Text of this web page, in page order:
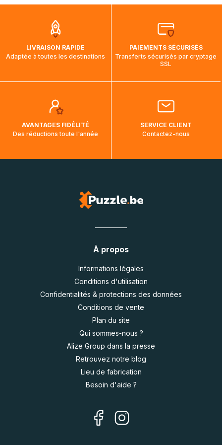
aura touché terre.
LIVRAISON RAPIDE
Adaptée à toutes les destinations
PAIEMENTS SÉCURISÉS
Transferts sécurisés par cryptage
SSL
AVANTAGES FIDÉLITÉ
Des réductions toute l'année
SERVICE CLIENT
Contactez-nous
À propos
Informations légales
Conditions d'utilisation
Confidentialités & protections des données
Conditions de vente
Plan du site
Qui sommes-nous ?
Alize Group dans la presse
Retrouvez notre blog
Lieu de fabrication
Besoin d'aide ?